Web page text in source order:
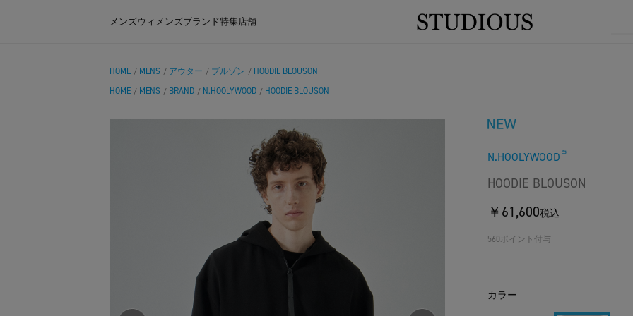
メンズウィメンズブランド特集店舗
HOME / MENS / アウター / ブルゾン / HOODIE BLOUSON
HOME / MENS / BRAND / N.HOOLYWOOD / HOODIE BLOUSON
N.HOOLYWOOD
HOODIE BLOUSON
￥61,600税込
560ポイント付与
カラー